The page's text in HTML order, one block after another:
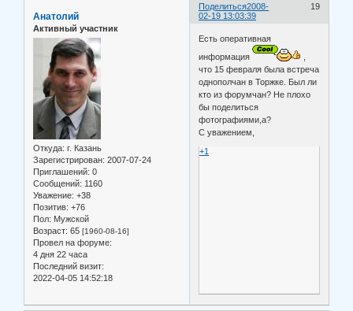
Поделиться 19
2008-
02-19 13:03:39
Анатолий
Активный участник
Откуда: г. Казань
Зарегистрирован: 2007-07-24
Приглашений: 0
Сообщений: 1160
Уважение: +38
Позитив: +76
Пол: Мужской
Возраст: 65 [1960-08-16]
Провел на форуме:
4 дня 22 часа
Последний визит:
2022-04-05 14:52:18
Есть оперативная
информация
что 15 февраля была встреча
однополчан в Торжке. Был ли
кто из форумчан? Не плохо
бы поделиться
фотографиями,а?
С уважением,
+1